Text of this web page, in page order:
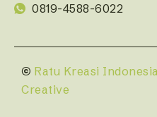
0819-4588-6022
© Ratu Kreasi Indonesia
Creative